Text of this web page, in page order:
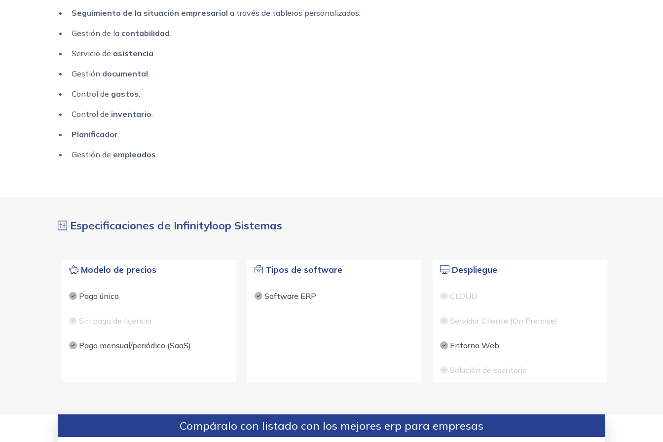
Seguimiento de la situación empresarial a través de tableros personalizados.
Gestión de la contabilidad
Servicio de asistencia
Gestión documental
Control de gastos
Control de inventario
Planificador
Gestión de empleados
Especificaciones de Infinityloop Sistemas
Modelo de precios
Pago único
Sin pago de licencia
Pago mensual/periódico (SaaS)
Tipos de software
Software ERP
Despliegue
CLOUD
Servidor Cliente (On Premise)
Entorno Web
Solución de escritorio
Compáralo con listado con los mejores erp para empresas